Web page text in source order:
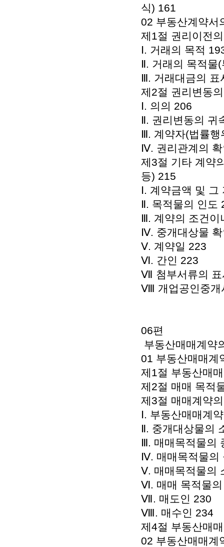
식) 161
02 부동산계약서
제1절 권리이전
Ⅰ. 거래의 목적
Ⅱ. 거래의 목적물
Ⅲ. 거래대금의 표
제2절 권리변동
Ⅰ. 의의 206
Ⅱ. 권리변동의 귀
Ⅲ. 계약자(법률
Ⅳ. 권리관계의
제3절 기타 계약
등) 215
Ⅰ. 계약금액 및
Ⅱ. 목적물의 인도
Ⅲ. 계약의 조건이
Ⅳ. 중개대상물
Ⅴ. 계약일 223
Ⅵ. 간인 223
Ⅶ 첨부서류의 표
Ⅷ 개업공인중개
06편
부동산매매계약
01 부동산매매계
제1절 부동산매
제2절 매매 목적
제3절 매매계약
Ⅰ. 부동산매매계
Ⅱ. 중개대상물의
Ⅲ. 매매목적물의
Ⅳ. 매매목적물의
Ⅴ. 매매목적물의
Ⅵ. 매매 목적물
Ⅶ. 매도인 230
Ⅷ. 매수인 234
제4절 부동산매
02 부동산매매계